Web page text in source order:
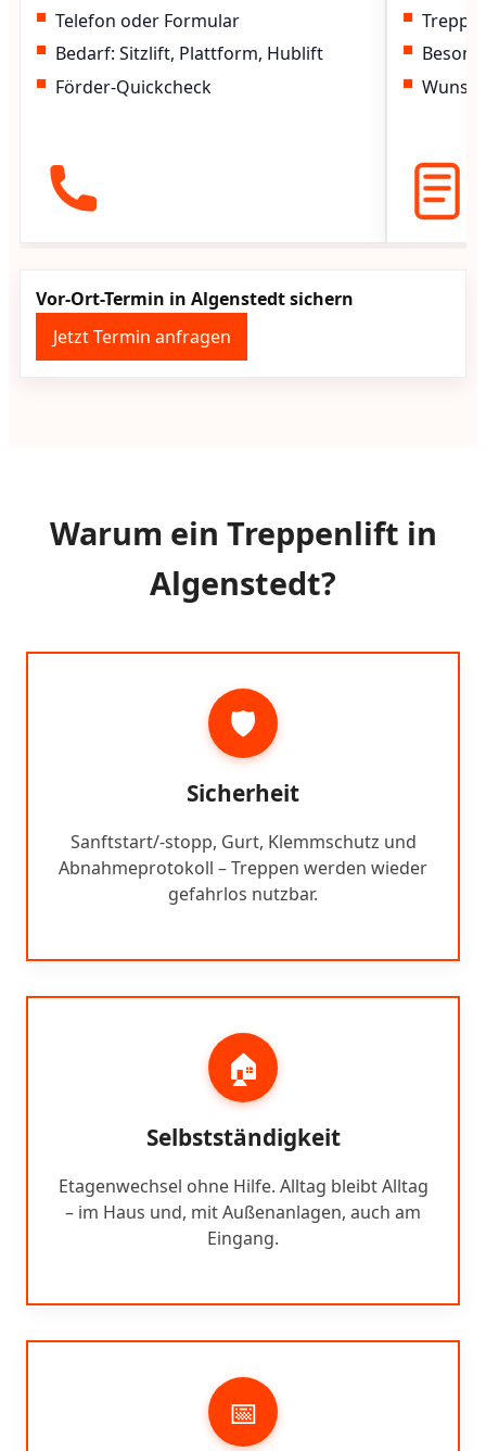
Telefon oder Formular
Bedarf: Sitzlift, Plattform, Hublift
Förder-Quickcheck
Vor-Ort-Termin in Algenstedt sichern
Jetzt Termin anfragen
Warum ein Treppenlift in
Algenstedt?
🛡️
Sicherheit
Sanftstart/-stopp, Gurt, Klemmschutz und
Abnahmeprotokoll – Treppen werden wieder
gefahrlos nutzbar.
🏠
Selbstständigkeit
Etagenwechsel ohne Hilfe. Alltag bleibt Alltag
– im Haus und, mit Außenanlagen, auch am
Eingang.
📅